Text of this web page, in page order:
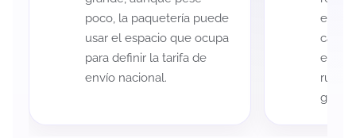
poco, la paquetería puede
usar el espacio que ocupa
para definir la tarifa de
envío nacional.
cada
es
ruta
guía